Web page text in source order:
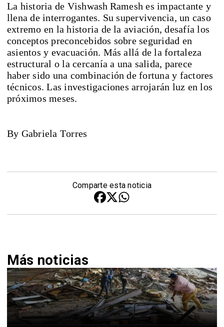
La historia de Vishwash Ramesh es impactante y
llena de interrogantes. Su supervivencia, un caso
extremo en la historia de la aviación, desafía los
conceptos preconcebidos sobre seguridad en
asientos y evacuación. Más allá de la fortaleza
estructural o la cercanía a una salida, parece
haber sido una combinación de fortuna y factores
técnicos. Las investigaciones arrojarán luz en los
próximos meses.
By Gabriela Torres
Comparte esta noticia
Más noticias